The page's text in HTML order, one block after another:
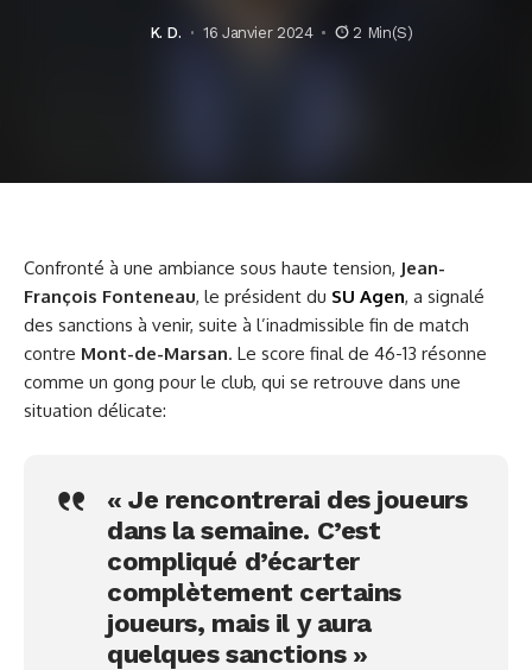
K. D. 16 Janvier 2024 2 Min(s)
Confronté à une ambiance sous haute tension, Jean-
François Fonteneau, le président du SU Agen, a signalé
des sanctions à venir, suite à l’inadmissible fin de match
contre Mont-de-Marsan. Le score final de 46-13 résonne
comme un gong pour le club, qui se retrouve dans une
situation délicate:
« Je rencontrerai des joueurs
dans la semaine. C’est
compliqué d’écarter
complètement certains
joueurs, mais il y aura
quelques sanctions »